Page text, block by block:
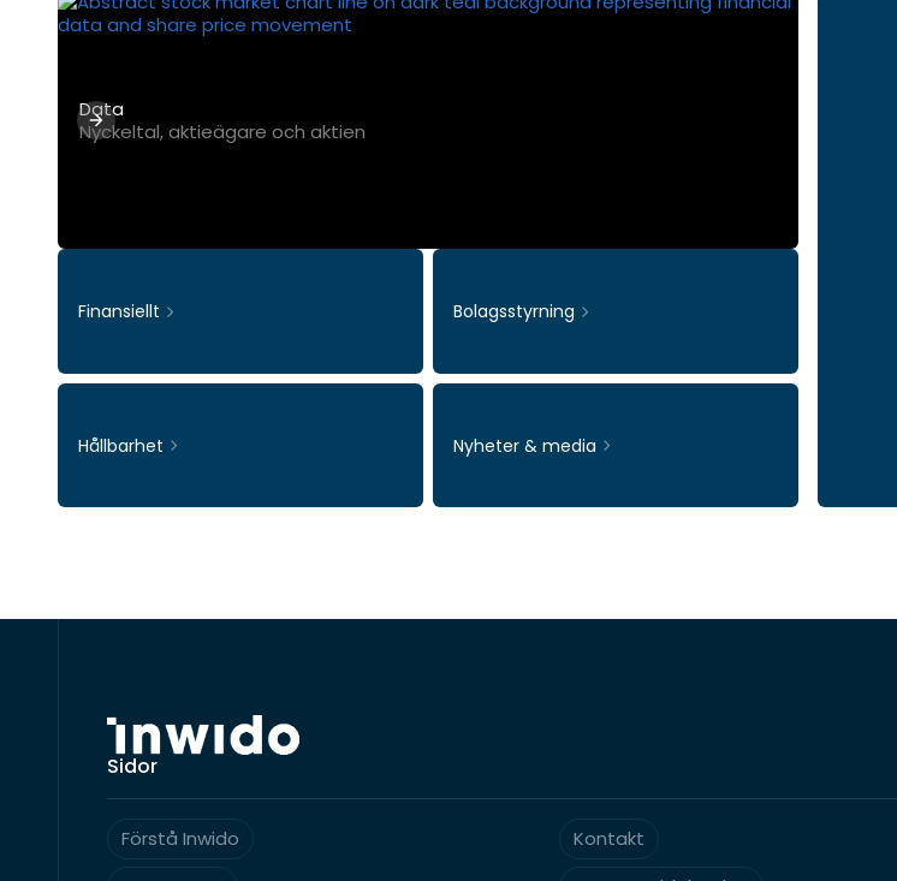
Data
Nyckeltal, aktieägare och aktien
Finansiellt Bolagsstyrning
Hållbarhet Nyheter & media
Sidor
Förstå Inwido
Kontakt